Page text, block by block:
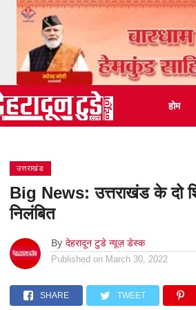
होम
उत्तराखंड
Big News: उत्तराखंड के दो
निलंबित
By देहरादून टुडे न्यूज़ डेस्क
Published on March 30, 2022
SHARE TWEET